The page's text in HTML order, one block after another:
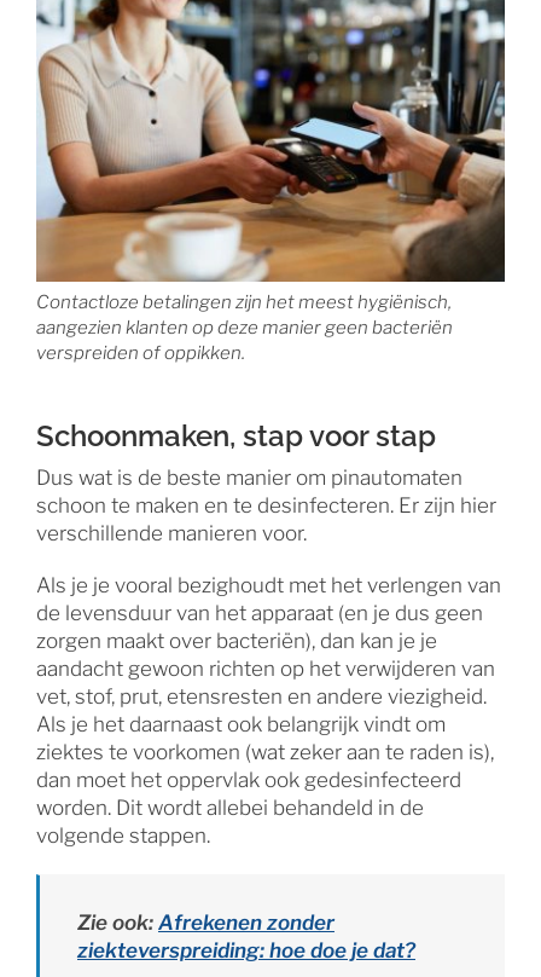
Contactloze betalingen zijn het meest hygiënisch,
aangezien klanten op deze manier geen bacteriën
verspreiden of oppikken.
Schoonmaken, stap voor stap
Dus wat is de beste manier om pinautomaten
schoon te maken en te desinfecteren. Er zijn hier
verschillende manieren voor.
Als je je vooral bezighoudt met het verlengen van
de levensduur van het apparaat (en je dus geen
zorgen maakt over bacteriën), dan kan je je
aandacht gewoon richten op het verwijderen van
vet, stof, prut, etensresten en andere viezigheid.
Als je het daarnaast ook belangrijk vindt om
ziektes te voorkomen (wat zeker aan te raden is),
dan moet het oppervlak ook gedesinfecteerd
worden. Dit wordt allebei behandeld in de
volgende stappen.
Zie ook: Afrekenen zonder
ziekteverspreiding: hoe doe je dat?